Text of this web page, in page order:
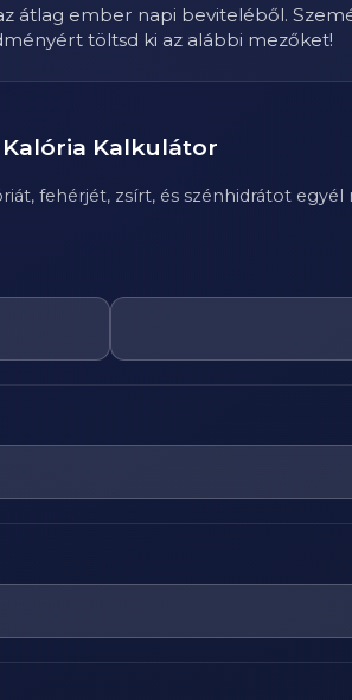
átlag ember napi beviteléből.
töltsd ki az alábbi mezőket!
Kalória Kalkulátor
fehérjét, zsírt, és szénhidrátot egyél